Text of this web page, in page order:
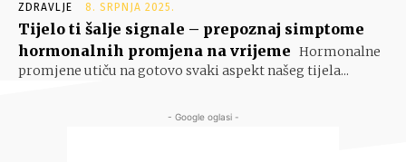
ZDRAVLJE 8. SRPNJA 2025.
Tijelo ti šalje signale – prepoznaj simptome
hormonalnih promjena na vrijeme Hormonalne
promjene utiču na gotovo svaki aspekt našeg tijela...
- Google oglasi -